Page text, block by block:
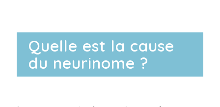
Quelle est la cause
du neurinome ?